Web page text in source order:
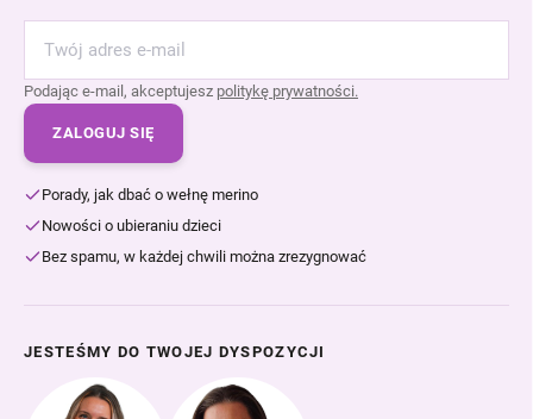
Podając e-mail, akceptujesz politykę prywatności.
ZALOGUJ SIĘ
Porady, jak dbać o wełnę merino
Nowości o ubieraniu dzieci
Bez spamu, w każdej chwili można zrezygnować
JESTEŚMY DO TWOJEJ DYSPOZYCJI